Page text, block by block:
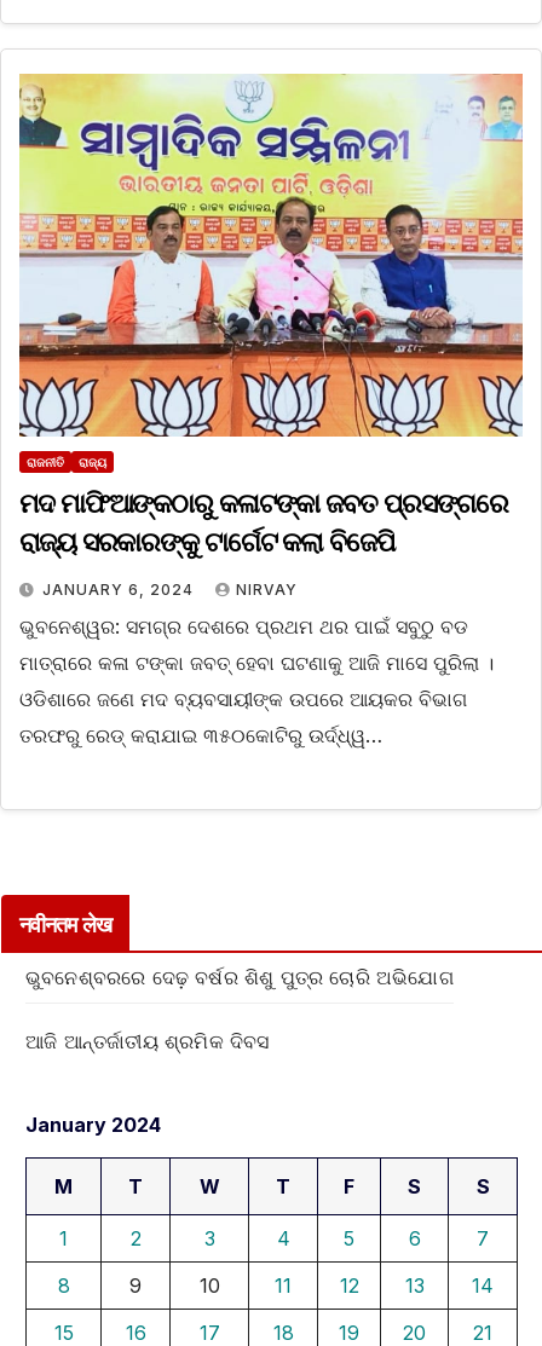
ରାଜନୀତି ରାଜ୍ୟ
ମଦ ମାଫିଆଙ୍କଠାରୁ କଳାଟଙ୍କା ଜବତ ପ୍ରସଙ୍ଗରେ
ରାଜ୍ୟ ସରକାରଙ୍କୁ ଟାର୍ଗେଟ କଲା ବିଜେପି
JANUARY 6, 2024 NIRVAY
ଭୁବନେଶ୍ୱର: ସମଗ୍ର ଦେଶରେ ପ୍ରଥମ ଥର ପାଇଁ ସବୁଠୁ ବଡ
ମାତ୍ରାରେ କଳା ଟଙ୍କା ଜବତ୍ ହେବା ଘଟଣାକୁ ଆଜି ମାସେ ପୁରିଲା ।
ଓଡିଶାରେ ଜଣେ ମଦ ବ୍ୟବସାୟୀଙ୍କ ଉପରେ ଆୟକର ବିଭାଗ
ତରଫରୁ ରେଡ୍ କରାଯାଇ ୩୫୦କୋଟିରୁ ଉର୍ଦ୍ଧ୍ୱ…
नवीनतम लेख
ଭୁବନେଶ୍ବରରେ ଦେଢ଼ ବର୍ଷର ଶିଶୁ ପୁତ୍ର ଚୋରି ଅଭିଯୋଗ
ଆଜି ଆନ୍ତର୍ଜାତୀୟ ଶ୍ରମିକ ଦିବସ
January 2024
M T W T F S S
1 2 3 4 5 6
7
8
9 10 11 12 13
14
15
16 17 18 19 20
21